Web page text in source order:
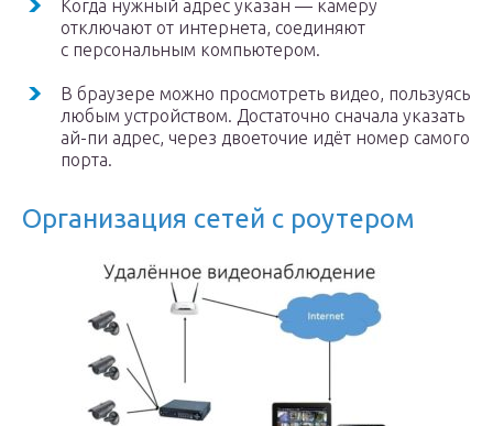
Когда нужный адрес указан — камеру
отключают от интернета, соединяют
с персональным компьютером.
В браузере можно просмотреть видео, пользуясь
любым устройством. Достаточно сначала указать
ай-пи адрес, через двоеточие идёт номер самого
порта.
Организация сетей с роутером